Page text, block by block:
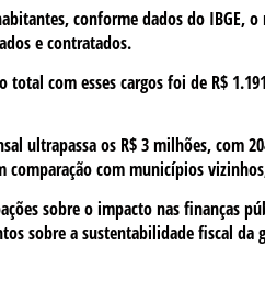
conforme dados do
e contratados.
com esses cargos foi de R$
ultrapassa os R$ 3 milhões, com
comparação com municípios
sobre o impacto nas finanças
sobre a sustentabilidade fiscal da